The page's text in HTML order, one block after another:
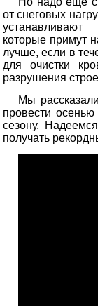
от снеговых
которые примут
лучше, если в
для очистки
разрушения
Мы
провести
сезону.
получать